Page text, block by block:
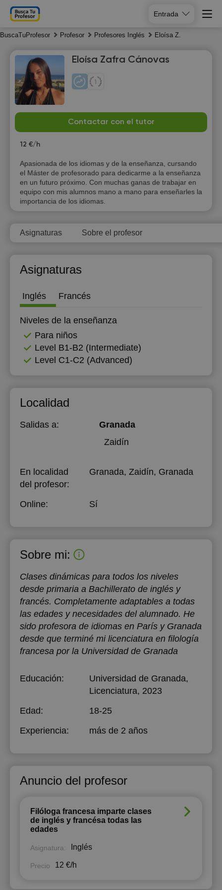
Entrada
BuscaTuProfesor Profesor Profesores Inglés Eloísa Z.
Eloísa Zafra Cánovas
Contactar con el tutor
12 €/h
Apasionada de los idiomas y de la enseñanza, cursando
el Máster de profesorado para dedicarme a la enseñanza
en un futuro próximo. Con muchas ganas de trabajar en
equipo con mis alumnos mano a mano para enseñarles la
importancia de los idiomas.
Asignaturas Sobre el profesor
Asignaturas
Inglés Francés
Niveles de la enseñanza
Para niños
Level B1-B2 (Intermediate)
Level C1-C2 (Advanced)
Localidad
Salidas a:
Granada
Zaidín
En localidad
del profesor:
Granada, Zaidín, Granada
Online: Sí
Sobre mi:
Clases dinámicas para todos los niveles
desde primaria a Bachillerato de inglés y
francés. Completamente adaptables a todas
las edades y necesidades del alumnado. He
sido profesora de idiomas en París y Granada
desde que terminé mi licenciatura en filología
francesa por la Universidad de Granada
Educación: Universidad de Granada,
Licenciatura, 2023
Edad:
18-25
Experiencia:
más de 2 años
Anuncio del profesor
Filóloga francesa imparte clases
de inglés y francésa todas las
edades
Asignatura: Inglés
Precio 12 €/h
8
Su
9
Mo
10
11
20:30
21:00
16:30
17:00
17:30
18:30
19:30
20:00